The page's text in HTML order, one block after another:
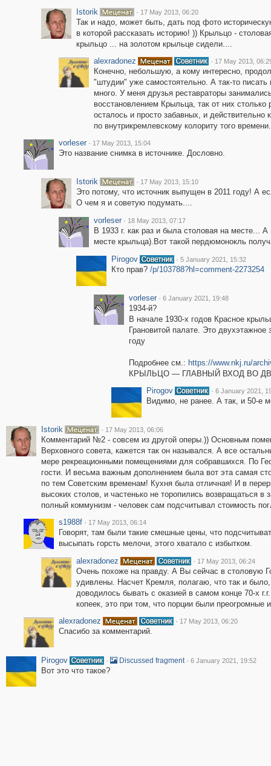
Istorik
· 17 May 2013, 06:20
Так и надо, может быть, дать под фото
в которой рассказать историю! )) Крыльцо -
крыльцо ... на золотом крыльце сидели....
alexradonez
· 17 May 2013,
Конечно, небольшую, а кому интересно,
"штудии" уже самостоятельно. А так-то писать
много. У меня друзья реставраторы
восстановлением Крыльца, так от них столько
осталось и просто забавных, и действительно
по внутрикремлевскому колориту того времени.
vorleser · 17 May 2013, 15:04
Это название снимка в источнике. Дословно.
Istorik · 17 May 2013, 15:10
Это потому, что источник выпущен в 2011 году! А
О чем я и советую подумать....
vorleser · 18 May 2013, 07:17
В 1933 г. как раз и была столовая на месте...
месте крыльца).Вот такой пердюмонокль
Pirogov
· 5 January 2021, 15:32
Кто прав? /p/103788?hl=comment-2273254
vorleser · 6 January 2021, 19:48
1934-й?
В начале 1930-х годов Красное
Грановитой палате. Это
году
Подробнее см.: https://www.nkj.ru/
КРЫЛЬЦО — ГЛАВНЫЙ ВХОД ВО
Pirogov
· 6 January 2021,
Видимо, не ранее. А так, и 50-е
Istorik · 17 May 2013, 06:06
Комментарий №2 - совсем из другой оперы.)) Основным
Верховного совета, кажется так он назывался. А все
мере рекреационными помещениями для собравшихся. По
гости. И весьма важным дополнением была вот эта самая
по тем Советским временам! Кухня была отличная! И в
высоких столов, и частенько не торопились возвращаться
полный коммунизм - человек сам подсчитывал стоимость
s1988f · 17 May 2013, 06:14
Говорят, там были такие смешные цены, что
высыпать горсть мелочи, этого хватало с избытком.
alexradonez
· 17 May 2013, 06:24
Очень похоже на правду. А Вы сейчас в столовую
удивлены. Насчет Кремля, полагаю, что так и
доводилось бывать с оказией в самом конце 70-х
копеек, это при том, что порции были преогромные
alexradonez
· 17 May 2013, 06:20
Спасибо за комментарий.
Pirogov · Discussed fragment · 6 January 2021, 19:52
Вот это что такое?